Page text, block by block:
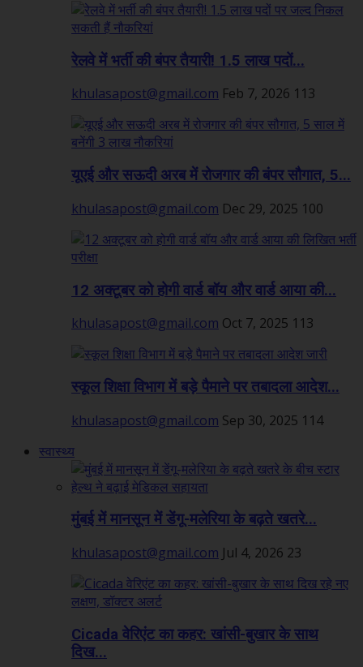
रेलवे में भर्ती की बंपर तैयारी! 1.5 लाख पदों...
khulasapost@gmail.com Feb 7, 2026 113
यूएई और सऊदी अरब में रोजगार की बंपर सौगात, 5...
khulasapost@gmail.com Dec 29, 2025 100
12 अक्टूबर को होगी वार्ड बॉय और वार्ड आया की...
khulasapost@gmail.com Oct 7, 2025 113
स्कूल शिक्षा विभाग में बड़े पैमाने पर तबादला आदेश...
khulasapost@gmail.com Sep 30, 2025 114
स्वास्थ्य
मुंबई में मानसून में डेंगू-मलेरिया के बढ़ते खतरे...
khulasapost@gmail.com Jul 4, 2026 23
Cicada वेरिएंट का कहर: खांसी-बुखार के साथ
दिख...